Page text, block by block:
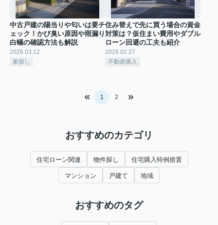
中古戸建の陽当りや匂いは要チ
ェック！かび臭い原因や雨漏り
白蟻の確認方法も解説
2026.03.12
家探し
住み替えで先に買う場合の資金
対策は？仮住まい費用やダブル
ローン回避の工夫も紹介
2026.02.27
不動産購入
1 2
おすすめのカテゴリ
住宅ローン関連 物件探し 住宅購入特例措置
マンション 戸建て 地域
おすすめのタグ